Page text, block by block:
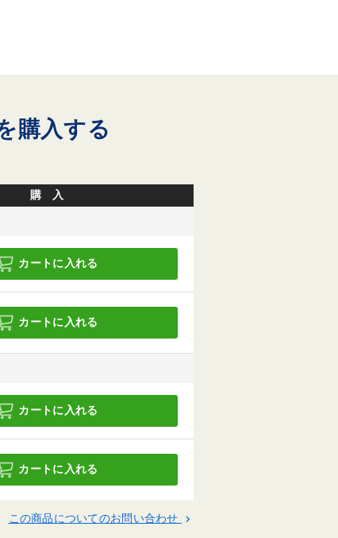
購入する
購 入
カートに入れる
カートに入れる
カートに入れる
カートに入れる
この商品についてのお問い合わせ keyboard_arrow_right